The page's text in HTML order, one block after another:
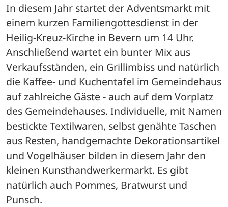
In diesem Jahr startet der Adventsmarkt mit
einem kurzen Familiengottesdienst in der
Heilig-Kreuz-Kirche in Bevern um 14 Uhr.
Anschließend wartet ein bunter Mix aus
Verkaufsständen, ein Grillimbiss und natürlich
die Kaffee- und Kuchentafel im Gemeindehaus
auf zahlreiche Gäste - auch auf dem Vorplatz
des Gemeindehauses. Individuelle, mit Namen
bestickte Textilwaren, selbst genähte Taschen
aus Resten, handgemachte Dekorationsartikel
und Vogelhäuser bilden in diesem Jahr den
kleinen Kunsthandwerkermarkt. Es gibt
natürlich auch Pommes, Bratwurst und
Punsch.